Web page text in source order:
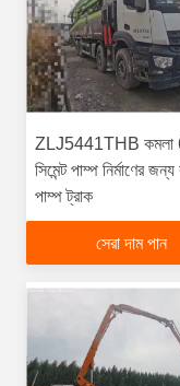
ZLJ5441THB কমলা
সিমেন্ট পাম্প নির্মাণের
পাম্প ট্রাক
সেরা দাম পান